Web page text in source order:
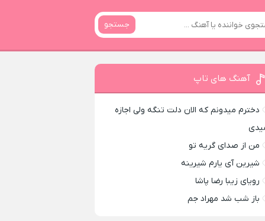
جستجو
آهنگ های تاپ
دخترم میدونم که الان دلت تنگه ولی اجازه
من از صدای گريه تو
شیرین آی یارم شیرینه
رویای زیبا رضا پاشا
باز شب شد مهراد جم